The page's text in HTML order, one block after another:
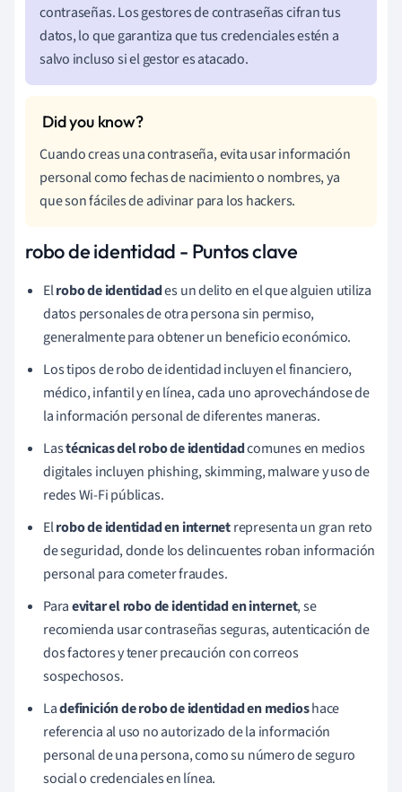
contraseñas. Los gestores de contraseñas cifran tus
datos, lo que garantiza que tus credenciales estén a
salvo incluso si el gestor es atacado.
Cuando creas una contraseña, evita usar información
personal como fechas de nacimiento o nombres, ya
que son fáciles de adivinar para los hackers.
robo de identidad - Puntos clave
Elrobo de identidades un delito en el que alguien utiliza
datos personales de otra persona sin permiso,
generalmente para obtener un beneficio económico.
Los tipos de robo de identidad incluyen el financiero,
médico, infantil y en línea, cada uno aprovechándose de
la información personal de diferentes maneras.
Lastécnicas del robo de identidadcomunes en medios
digitales incluyen phishing, skimming, malware y uso de
redes Wi-Fi públicas.
Elrobo de identidad en internetrepresenta un gran reto
de seguridad, donde los delincuentes roban información
personal para cometer fraudes.
Paraevitar el robo de identidad en internet, se
recomienda usar contraseñas seguras, autenticación de
dos factores y tener precaución con correos
sospechosos.
Ladefinición de robo de identidad en medioshace
referencia al uso no autorizado de la información
personal de una persona, como su número de seguro
social o credenciales en línea.